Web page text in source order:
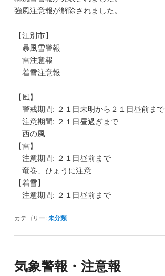
強風注意報が解除されました。
【江別市】
暴風雪警報
雷注意報
着雪注意報
【風】
警戒期間: ２１日未明から２１日昼前まで
注意期間: ２１日昼過ぎまで
西の風
【雷】
注意期間: ２１日昼前まで
竜巻、ひょうに注意
【着雪】
注意期間: ２１日昼前まで
カテゴリー:未分類
気象警報・注意報